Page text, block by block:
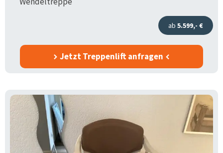
ab 5.599,- €
Jetzt Treppenlift anfragen